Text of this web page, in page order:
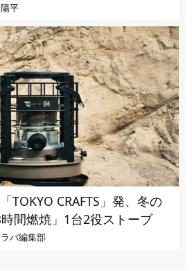
平
CRAFTS」発、冬の
間燃焼」1台2役ストーブ
バ編集部